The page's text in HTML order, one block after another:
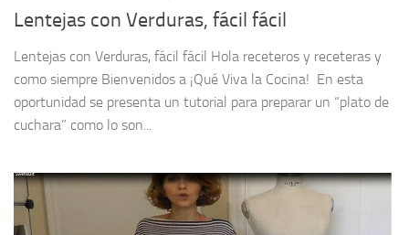
Lentejas con Verduras, fácil fácil
Lentejas con Verduras, fácil fácil Hola receteros y receteras y
como siempre Bienvenidos a ¡Qué Viva la Cocina! En esta
oportunidad se presenta un tutorial para preparar un “plato de
cuchara” como lo son...